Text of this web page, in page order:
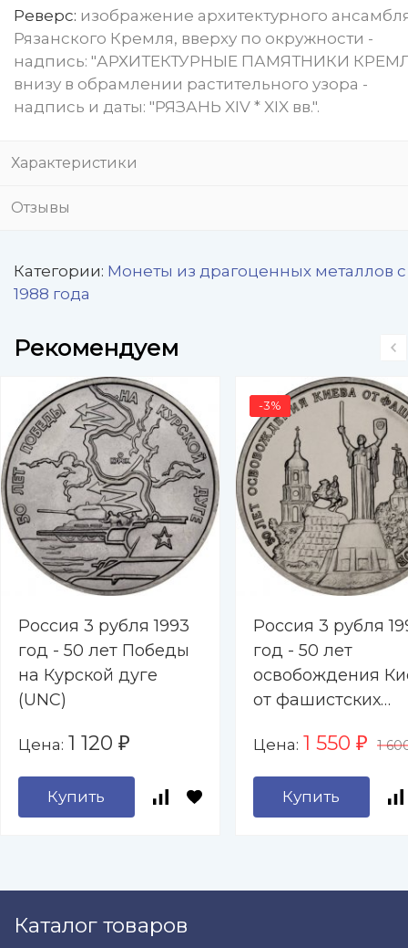
Реверс: изображение архитектурного
Рязанского Кремля, вверху по окружности -
надпись: "АРХИТЕКТУРНЫЕ ПАМЯТНИКИ
внизу в обрамлении растительного узора -
надпись и даты: "РЯЗАНЬ XIV * XIX вв.".
Характеристики
Отзывы
Категории: Монеты из драгоценных металлов с
1988 года
Рекомендуем
Россия 3 рубля 1993
год - 50 лет Победы
на Курской дуге
(UNC)
Цена: 1 120 ₽
Купить
-3%
Россия 3 рубля
год - 50 лет
освобождения
от фашистских
Цена: 1 550 ₽ 1
Купить
Каталог товаров